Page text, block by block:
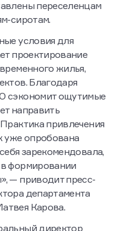
переселенцам
сиротам.
условия для
проектирование
жилья,
Благодаря
сэкономит ощутимые
направить
привлечения
уже опробована
зарекомендовала,
формировании
— приводит пресс-
департамента
Карова.
директор